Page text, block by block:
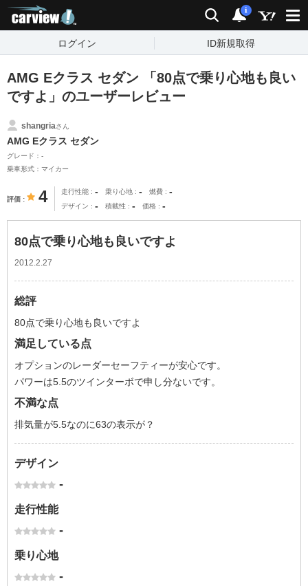
検索 通知
i
ログイン ID新規取得
AMG Eクラス セダン 「80点で乗り心地も良い
ですよ」のユーザーレビュー
shangriaさん
AMG Eクラス セダン
グレード：-
乗車形式：マイカー
評価 4 走行性能 - 乗り心地 - 燃費 -
デザイン - 積載性 - 価格 -
80点で乗り心地も良いですよ
2012.2.27
総評
80点で乗り心地も良いですよ
満足している点
オプションのレーダーセーフティーが安心です。
パワーは5.5のツインターボで申し分ないです。
不満な点
排気量が5.5なのに63の表示が？
デザイン
-
走行性能
-
乗り心地
-